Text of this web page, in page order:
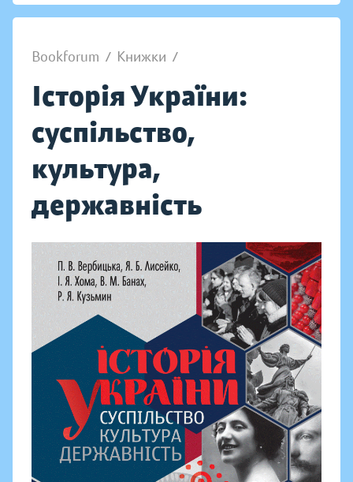
Bookforum / Книжки /
Історія України:
суспільство,
культура,
державність